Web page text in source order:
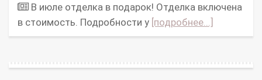
В июле отделка в подарок! Отделка включена
в стоимость. Подробности у [подробнее...]